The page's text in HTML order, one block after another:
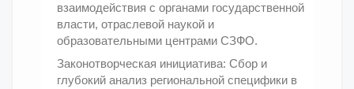
взаимодействия с органами государственной
власти, отраслевой наукой и
образовательными центрами СЗФО.
Законотворческая инициатива: Сбор и
глубокий анализ региональной специфики в